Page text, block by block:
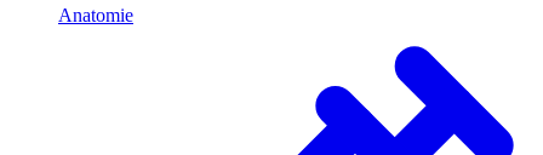
Anatomie